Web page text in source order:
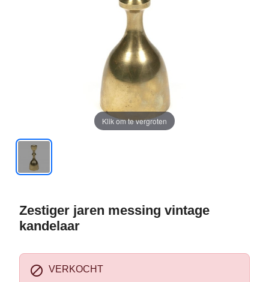
Klik om te vergroten
Zestiger jaren messing vintage
kandelaar
 VERKOCHT